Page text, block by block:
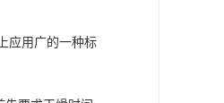
应用广的一种标